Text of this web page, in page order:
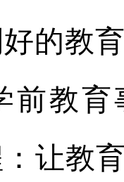
的教
前教
让教